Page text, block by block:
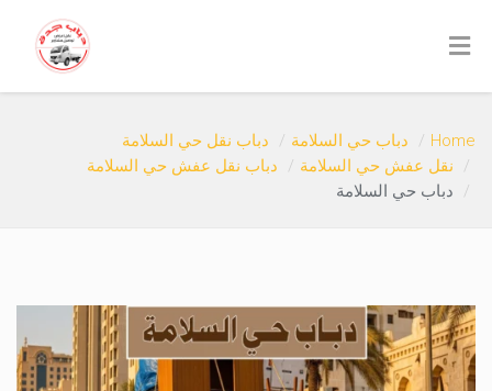
Home دباب حي السلامة
دباب نقل حي السلامة
نقل عفش حي السلامة
دباب نقل عفش حي السلامة
دباب حي السلامة